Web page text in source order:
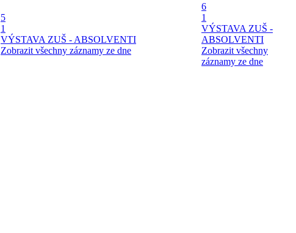
5
1
VÝSTAVA ZUŠ - ABSOLVENTI
Zobrazit všechny záznamy ze dne
6
1
VÝSTAVA ZUŠ -
ABSOLVENTI
Zobrazit všechny
záznamy ze dne